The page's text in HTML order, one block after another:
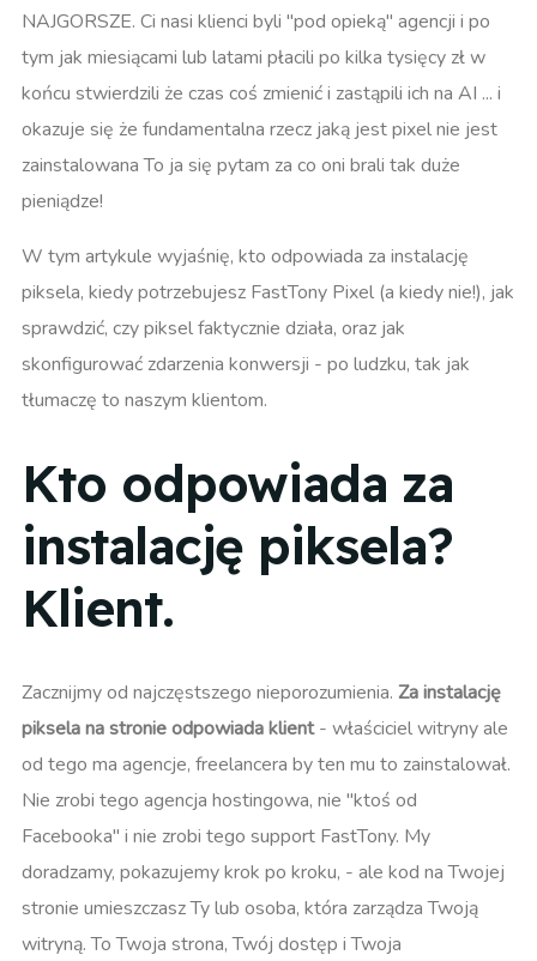
NAJGORSZE. Ci nasi klienci byli "pod opieką" agencji i po
tym jak miesiącami lub latami płacili po kilka tysięcy zł w
końcu stwierdzili że czas coś zmienić i zastąpili ich na AI ... i
okazuje się że fundamentalna rzecz jaką jest pixel nie jest
zainstalowana To ja się pytam za co oni brali tak duże
pieniądze!
W tym artykule wyjaśnię, kto odpowiada za instalację
piksela, kiedy potrzebujesz FastTony Pixel (a kiedy nie!), jak
sprawdzić, czy piksel faktycznie działa, oraz jak
skonfigurować zdarzenia konwersji - po ludzku, tak jak
tłumaczę to naszym klientom.
Kto odpowiada za
instalację piksela?
Klient.
Zacznijmy od najczęstszego nieporozumienia. Za instalację
piksela na stronie odpowiada klient- właściciel witryny ale
od tego ma agencje, freelancera by ten mu to zainstalował.
Nie zrobi tego agencja hostingowa, nie "ktoś od
Facebooka" i nie zrobi tego support FastTony. My
doradzamy, pokazujemy krok po kroku, - ale kod na Twojej
stronie umieszczasz Ty lub osoba, która zarządza Twoją
witryną. To Twoja strona, Twój dostęp i Twoja